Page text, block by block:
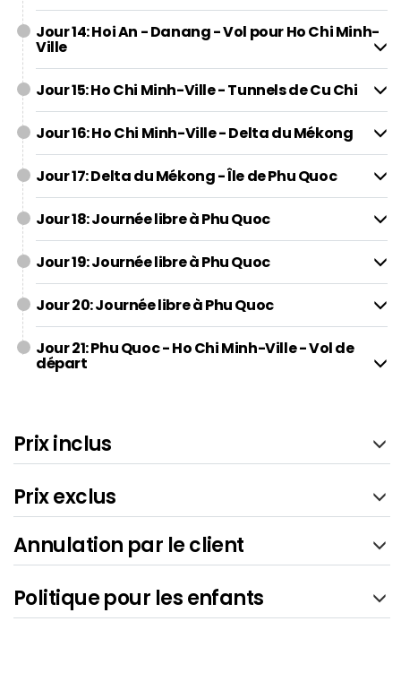
Jour 14: Hoi An - Danang - Vol pour Ho Chi Minh-
Ville
Jour 15: Ho Chi Minh-Ville - Tunnels de Cu Chi
Jour 16: Ho Chi Minh-Ville - Delta du Mékong
Jour 17: Delta du Mékong - Île de Phu Quoc
Jour 18: Journée libre à Phu Quoc
Jour 19: Journée libre à Phu Quoc
Jour 20: Journée libre à Phu Quoc
Jour 21: Phu Quoc - Ho Chi Minh-Ville - Vol de
départ
Prix inclus
Prix exclus
Annulation par le client
Politique pour les enfants